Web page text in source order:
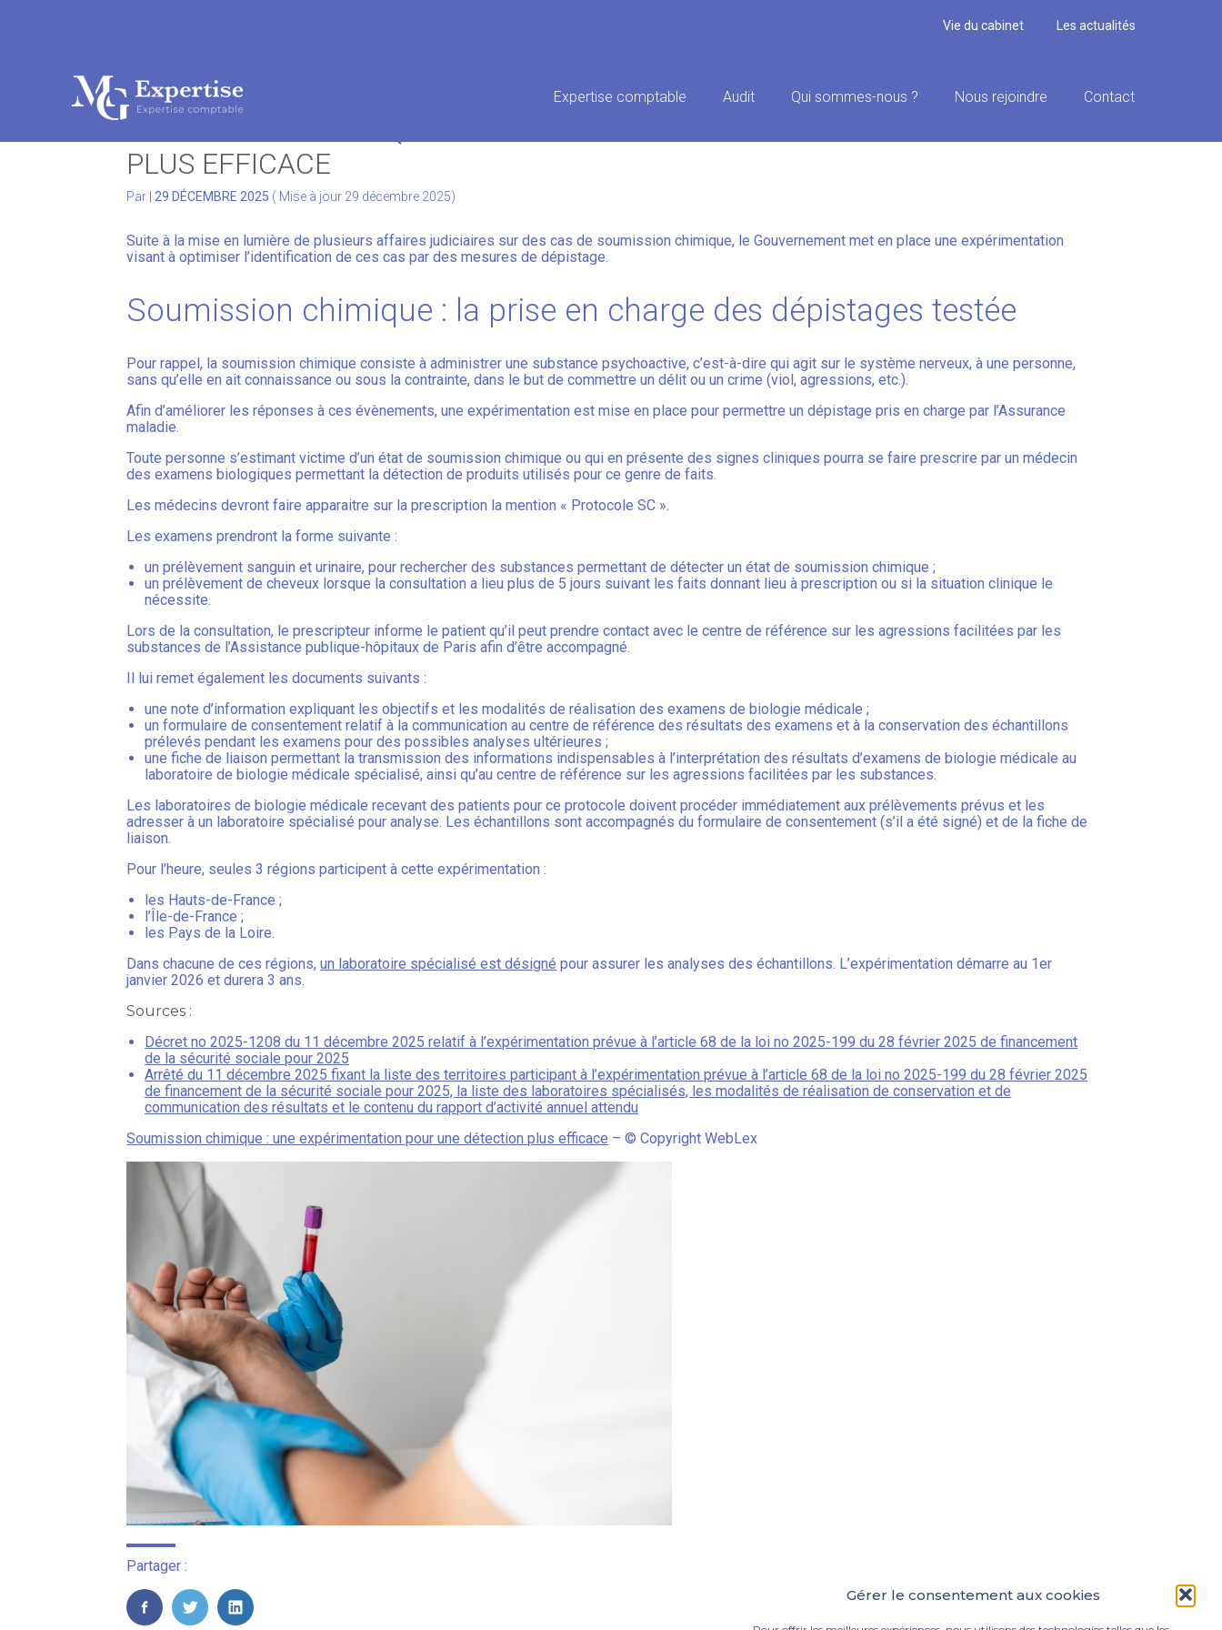
Gérer le consentement aux cookies
Vie du cabinet Les actualités
Aller
Expertise comptable Audit Qui sommes-nous ? Nous rejoindre Contact
PLUS EFFICACE
Par |29 DÉCEMBRE 2025 ( Mise à jour 29 décembre 2025)
Suite à la mise en lumière de plusieurs affaires judiciaires sur des cas de soumission chimique, le Gouvernement met en place une expérimentation
visant à optimiser l’identification de ces cas par des mesures de dépistage.
Soumission chimique : la prise en charge des dépistages testée
Pour rappel, la soumission chimique consiste à administrer une substance psychoactive, c’est-à-dire qui agit sur le système nerveux, à une personne,
sans qu’elle en ait connaissance ou sous la contrainte, dans le but de commettre un délit ou un crime (viol, agressions, etc.).
Afin d’améliorer les réponses à ces évènements, une expérimentation est mise en place pour permettre un dépistage pris en charge par l’Assurance
maladie.
Toute personne s’estimant victime d’un état de soumission chimique ou qui en présente des signes cliniques pourra se faire prescrire par un médecin
des examens biologiques permettant la détection de produits utilisés pour ce genre de faits.
Les médecins devront faire apparaitre sur la prescription la mention « Protocole SC ».
Les examens prendront la forme suivante :
un prélèvement sanguin et urinaire, pour rechercher des substances permettant de détecter un état de soumission chimique ;
un prélèvement de cheveux lorsque la consultation a lieu plus de 5 jours suivant les faits donnant lieu à prescription ou si la situation clinique le
nécessite.
Lors de la consultation, le prescripteur informe le patient qu’il peut prendre contact avec le centre de référence sur les agressions facilitées par les
substances de l’Assistance publique-hôpitaux de Paris afin d’être accompagné.
Il lui remet également les documents suivants :
une note d’information expliquant les objectifs et les modalités de réalisation des examens de biologie médicale ;
un formulaire de consentement relatif à la communication au centre de référence des résultats des examens et à la conservation des échantillons
prélevés pendant les examens pour des possibles analyses ultérieures ;
une fiche de liaison permettant la transmission des informations indispensables à l’interprétation des résultats d’examens de biologie médicale au
laboratoire de biologie médicale spécialisé, ainsi qu’au centre de référence sur les agressions facilitées par les substances.
Les laboratoires de biologie médicale recevant des patients pour ce protocole doivent procéder immédiatement aux prélèvements prévus et les
adresser à un laboratoire spécialisé pour analyse. Les échantillons sont accompagnés du formulaire de consentement (s’il a été signé) et de la fiche de
liaison.
Pour l’heure, seules 3 régions participent à cette expérimentation :
les Hauts-de-France ;
l’Île-de-France ;
les Pays de la Loire.
Dans chacune de ces régions,un laboratoire spécialisé est désigné pour assurer les analyses des échantillons. L’expérimentation démarre au 1er
janvier 2026 et durera 3 ans.
Sources :
Décret no 2025-1208 du 11 décembre 2025 relatif à l’expérimentation prévue à l’article 68 de la loi no 2025-199 du 28 février 2025 de financement
de la sécurité sociale pour 2025
Arrêté du 11 décembre 2025 fixant la liste des territoires participant à l’expérimentation prévue à l’article 68 de la loi no 2025-199 du 28 février 2025
de financement de la sécurité sociale pour 2025, la liste des laboratoires spécialisés, les modalités de réalisation de conservation et de
communication des résultats et le contenu du rapport d’activité annuel attendu
Soumission chimique : une expérimentation pour une détection plus efficace – © Copyright WebLex
Partager :
FaceBook
TwitterLinkedIn